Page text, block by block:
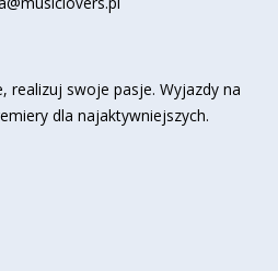
realizuj swoje pasje. Wyjazdy na
dla najaktywniejszych.